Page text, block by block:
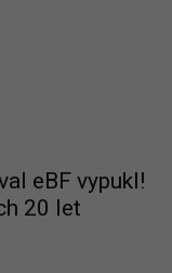
eBF vypukl!
20 let